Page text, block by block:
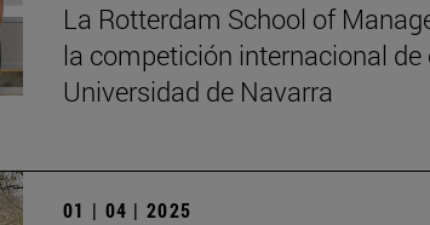
La Rotterdam School of
la competición internacional
Universidad de Navarra
01 | 04 | 2025